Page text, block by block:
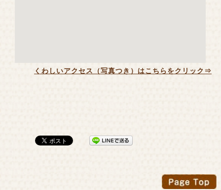
くわしいアクセス（写真つき）はこちらをクリック⇒